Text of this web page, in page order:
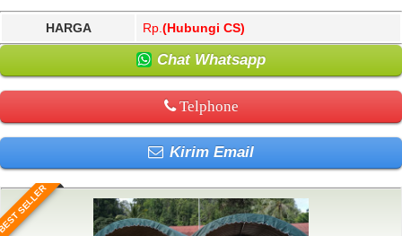
HARGA Rp. (Hubungi CS)
Chat Whatsapp
Telphone
Kirim Email
SELLER